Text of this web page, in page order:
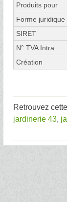
Produits pour
Forme juridique
SIRET
N° TVA Intra.
Création
Retrouvez
jardinerie 43,